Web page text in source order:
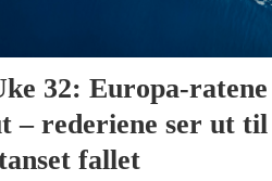
32: Europa-
– rederiene ser ut til
fallet